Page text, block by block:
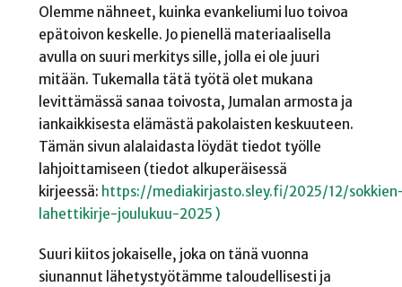
Olemme nähneet, kuinka evankeliumi luo toivoa
epätoivon keskelle. Jo pienellä materiaalisella
avulla on suuri merkitys sille, jolla ei ole juuri
mitään. Tukemalla tätä työtä olet mukana
levittämässä sanaa toivosta, Jumalan armosta ja
iankaikkisesta elämästä pakolaisten keskuuteen.
Tämän sivun alalaidasta löydät tiedot työlle
lahjoittamiseen (tiedot alkuperäisessä
kirjeessä: https://mediakirjasto.sley.fi/2025/12/
lahettikirje-joulukuu-2025 )
Suuri kiitos jokaiselle, joka on tänä vuonna
siunannut lähetystyötämme taloudellisesti ja